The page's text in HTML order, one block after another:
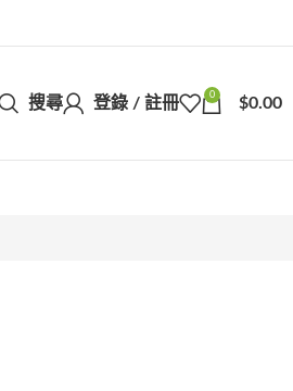
搜尋 登錄 / 註冊 0 $0.00